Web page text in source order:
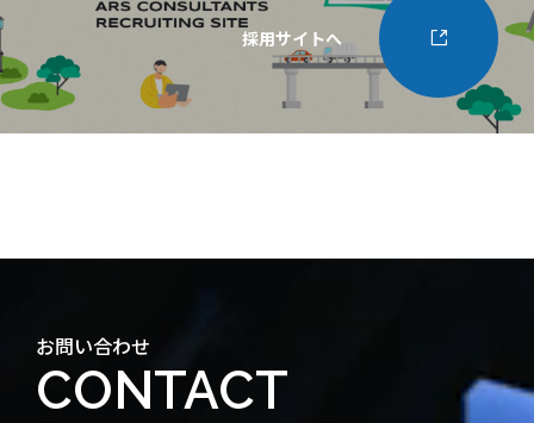
採用サイトへ
お問い合わせ
CONTACT